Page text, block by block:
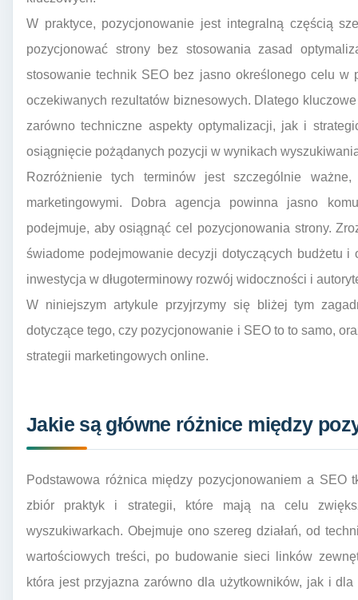
W praktyce, pozycjonowanie jest integralną częścią
pozycjonować strony bez stosowania zasad
stosowanie technik SEO bez jasno określonego celu w
oczekiwanych rezultatów biznesowych. Dlatego
zarówno techniczne aspekty optymalizacji, jak i
osiągnięcie pożądanych pozycji w wynikach
Rozróżnienie tych terminów jest szczególnie
marketingowymi. Dobra agencja powinna jasno
podejmuje, aby osiągnąć cel pozycjonowania strony.
świadome podejmowanie decyzji dotyczących budżetu
inwestycja w długoterminowy rozwój widoczności i
W niniejszym artykule przyjrzymy się bliżej tym
dotyczące tego, czy pozycjonowanie i SEO to to samo,
strategii marketingowych online.
Jakie są główne różnice między
Podstawowa różnica między pozycjonowaniem a
zbiór praktyk i strategii, które mają na celu
wyszukiwarkach. Obejmuje ono szereg działań, od
wartościowych treści, po budowanie sieci linków
która jest przyjazna zarówno dla użytkowników, jak i